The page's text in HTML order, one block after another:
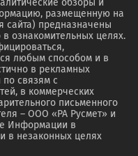
обзоры и
размещенную на
сайта) предназначены
ознакомительных целях.
любым способом и в
в рекламных
связям с
в коммерческих
письменного
– ООО «РА Русмет» и
Информации в
в незаконных целях